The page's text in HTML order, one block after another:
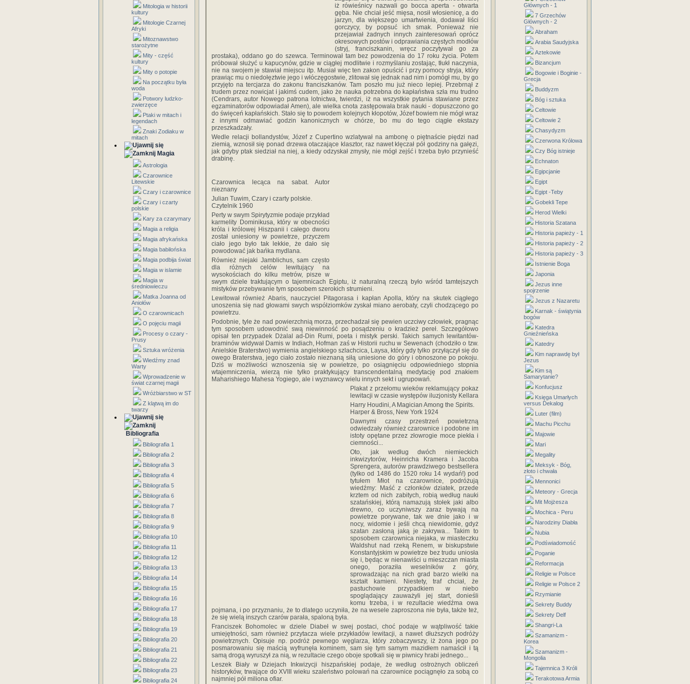
Mitologia w historii
kultury
Mitologie Czarnej
Afryki
Mitoznawstwo
starożytne
Mity - część
kultury
Mity o potopie
Na początku była
woda
Potwory ludzko-
zwierzęce
Ptaki w mitach i
legendach
Znaki Zodiaku w
mitach
Magia
Astrologia
Czarownice
Litewskie
Czary i czarownice
Czary i czarty
polskie
Kary za czarymary
Magia a religia
Magia afrykańska
Magia babilońska
Magia podbija świat
Magia w islamie
Magia w
średniowieczu
Matka Joanna od
Aniołów
O czarownicach
O pojęciu magii
Procesy o czary -
Prusy
Sztuka wróżenia
Wiedźmy znad
Warty
Wprowadzenie w
świat czarnej magii
Wróżbiarstwo w ST
Z klątwą im do
twarzy
Bibliografia
Bibliografia 1
Bibliografia 2
Bibliografia 3
Bibliografia 4
Bibliografia 5
Bibliografia 6
Bibliografia 7
Bibliografia 8
Bibliografia 9
Bibliografia 10
Bibliografia 11
Bibliografia 12
Bibliografia 13
Bibliografia 14
Bibliografia 15
Bibliografia 16
Bibliografia 17
Bibliografia 18
Bibliografia 19
Bibliografia 20
Bibliografia 21
Bibliografia 22
Bibliografia 23
Bibliografia 24
iż rówieśnicy nazwali go bocca aperta - otwarta
gęba. Nie chciał jeść mięsa, nosił włosienicę, a do
jarzyn, dla większego umartwienia, dodawał liści
gorczycy, by popsuć ich smak. Ponieważ nie
przejawiał żadnych innych zainteresowań oprócz
okresowych postów i odprawiania częstych modłów
(stryj, franciszkanin, wręcz poczytywał go za
prostaka), oddano go do szewca. Terminował tam bez powodzenia do 17 roku życia. Potem
próbował służyć u kapucynów, gdzie w ciągłej modlitwie i rozmyślaniu zostając, tłukł naczynia,
nie na swojem je stawiał miejscu itp. Musiał więc ten zakon opuścić i przy pomocy stryja, który
prawiąc mu o niedołęztwie jego i włóczęgostwie, zlitował się jednak nad nim i pomógł mu, by go
przyjęto na tercjarza do zakonu franciszkanów. Tam poszło mu już nieco lepiej. Przebrnął z
trudem przez nowicjat i jakimś cudem, jako że nauka potrzebna do kapłaństwa szła mu trudno
(Cendrars, autor Nowego patrona lotnictwa, twierdzi, iż na wszystkie pytania stawiane przez
egzaminatorów odpowiadał Amen), ale wielka cnota zastępowała brak nauki - dopuszczono go
do święceń kapłańskich. Stało się to powodem kolejnych kłopotów, Józef bowiem nie mógł wraz
z innymi odmawiać godzin kanonicznych w chórze, bo mu do tego ciągłe ekstazy
przeszkadzały.
Wedle relacji bollandystów, Józef z Cupertino wzlatywał na ambonę o piętnaście piędzi nad
ziemią, wznosił się ponad drzewa otaczające klasztor, raz nawet klęczał pół godziny na gałęzi,
jak gdyby ptak siedział na niej, a kiedy odzyskał zmysły, nie mógł zejść i trzeba było przynieść
drabinę.
Czarownica lecąca na sabat. Autor
nieznany
Julian Tuwim, Czary i czarty polskie.
Czytelnik 1960
Perty w swym Spirytyzmie podaje przykład
karmelity Dominikusa, który w obecności
króla i królowej Hiszpanii i całego dworu
został uniesiony w powietrze, przyczem
ciało jego było tak lekkie, że dało się
powodować jak bańka mydlana.
Również niejaki Jamblichus, sam często
dla różnych celów lewitujący na
wysokościach do kilku metrów, pisze w
swym dziele traktującym o tajemnicach Egiptu, iż naturalną rzeczą było wśród tamtejszych
mistyków przebywanie tym sposobem szerokich strumieni.
Lewitował również Abaris, nauczyciel Pitagorasa i kapłan Apolla, który na skutek ciągłego
unoszenia się nad głowami swych współziomków zyskał miano aerobaty, czyli chodzącego po
powietrzu.
Podobnie, tyle że nad powierzchnią morza, przechadzał się pewien uczciwy człowiek, pragnąc
tym sposobem udowodnić swą niewinność po posądzeniu o kradzież pereł. Szczegółowo
opisał ten przypadek Dżalal ad-Din Rumi, poeta i mistyk perski. Takich samych lewitantów-
braminów widywał Damis w Indiach, Hofman zaś w Historii ruchu w Sewenach (chodziło o tzw.
Anielskie Braterstwo) wymienia angielskiego szlachcica, Laysa, który gdy tylko przyłączył się do
owego Braterstwa, jego ciało zostało nieznaną siłą uniesione do góry i obnoszone po pokoju.
Dziś w możliwości wznoszenia się w powietrze, po osiągnięciu odpowiedniego stopnia
wtajemniczenia, wierzą nie tylko praktykujący transcendentalną medytację pod znakiem
Maharishiego Mahesa Yogiego, ale i wyznawcy wielu innych sekt i ugrupowań.
Plakat z przełomu wieków reklamujący pokaz
lewitacji w czasie występów iluzjonisty Kellara
Harry Houdini, A Magician Among the Spirits.
Harper & Bross, New York 1924
Dawnymi czasy przestrzeń powietrzną
odwiedzały również czarownice i podobne im
istoty opętane przez złowrogie moce piekła i
ciemności...
Oto, jak według dwóch niemieckich
inkwizytorów, Heinricha Kramera i Jacoba
Sprengera, autorów prawdziwego bestsellera
(tylko od 1486 do 1520 roku 14 wydań!) pod
tytułem Młot na czarownice, podróżują
wiedźmy: Maść z członków dziatek, przede
krztem od nich zabitych, robią według nauki
szatańskiej, którą namazują stołek jaki albo
drewno, co uczyniwszy zaraz bywają na
powietrze porywane, tak we dnie jako i w
nocy, widomie i jeśli chcą niewidomie, gdyż
szatan zasłoną jaką je zakrywa... Takim to
sposobem czarownica niejaka, w miasteczku
Waldshut nad rzeką Renem, w biskupstwie
Konstantyjskim w powietrze bez trudu uniosła
się i, będąc w nienawiści u mieszczan miasta
onego, poraziła weselników z góry,
sprowadzając na nich grad barzo wielki na
kształt kamieni. Niestety, traf chciał, że
pastuchowie przypadkiem w niebo
spoglądający zauważyli jej start, donieśli
komu trzeba, i w rezultacie wiedźma owa
pojmana, i po przyznaniu, że to dlatego uczyniła, że na wesele zaproszona nie była, także też,
że się wielą inszych czarów parała, spaloną była.
Franciszek Bohomolec w dziele Diabeł w swej postaci, choć podaje w wątpliwość takie
umiejętności, sam również przytacza wiele przykładów lewitacji, a nawet dłuższych podróży
powietrznych. Opisuje np. podróż pewnego węglarza, który zobaczywszy, iż żona jego po
posmarowaniu się maścią wyfrunęła kominem, sam się tym samym mazidłem namaścił i tą
samą drogą wyruszył za nią, w rezultacie czego oboje spotkali się w piwnicy hrabi jednego...
Leszek Biały w Dziejach Inkwizycji hiszpańskiej podaje, że według ostrożnych obliczeń
historyków, trwające do XVIII wieku szaleństwo polowań na czarownice pociągnęło za sobą co
najmniej pół miliona ofiar.
Głównych - 1
7 Grzechów
Głównych - 2
Abraham
Arabia Saudyjska
Aztekowie
Bizancjum
Bogowie i Boginie -
Grecja
Buddyzm
Bóg i sztuka
Celtowie
Celtowie 2
Chasydyzm
Czerwona Królowa
Czy Bóg istnieje
Echnaton
Egipcjanie
Egipt
Egipt -Teby
Gobekli Tepe
Herod Wielki
Historia Szatana
Historia papieży - 1
Historia papieży - 2
Historia papieży - 3
Istnienie Boga
Japonia
Jezus inne
spojrzenie
Jezus z Nazaretu
Karnak - świątynia
bogów
Katedra
Gnieźnieńska
Katedry
Kim naprawdę był
Jezus
Kim są
Samarytanie?
Konfucjusz
Księga Umarłych
versus Dekalog
Luter (film)
Machu Picchu
Majowie
Mari
Megality
Meksyk - Bóg,
złoto i chwała
Mennonici
Meteory - Grecja
Mit Mojżesza
Mochica - Peru
Narodziny Diabła
Nubia
Podświadomość
Poganie
Reformacja
Religie w Polsce
Religie w Polsce 2
Rzymianie
Sekrety Buddy
Sekrety Delf
Shangri-La
Szamanizm -
Korea
Szamanizm -
Mongolia
Tajemnica 3 Króli
Terakotowa Armia